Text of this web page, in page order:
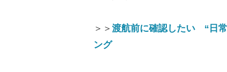
＞＞ 渡航前に確認したい “日
ング